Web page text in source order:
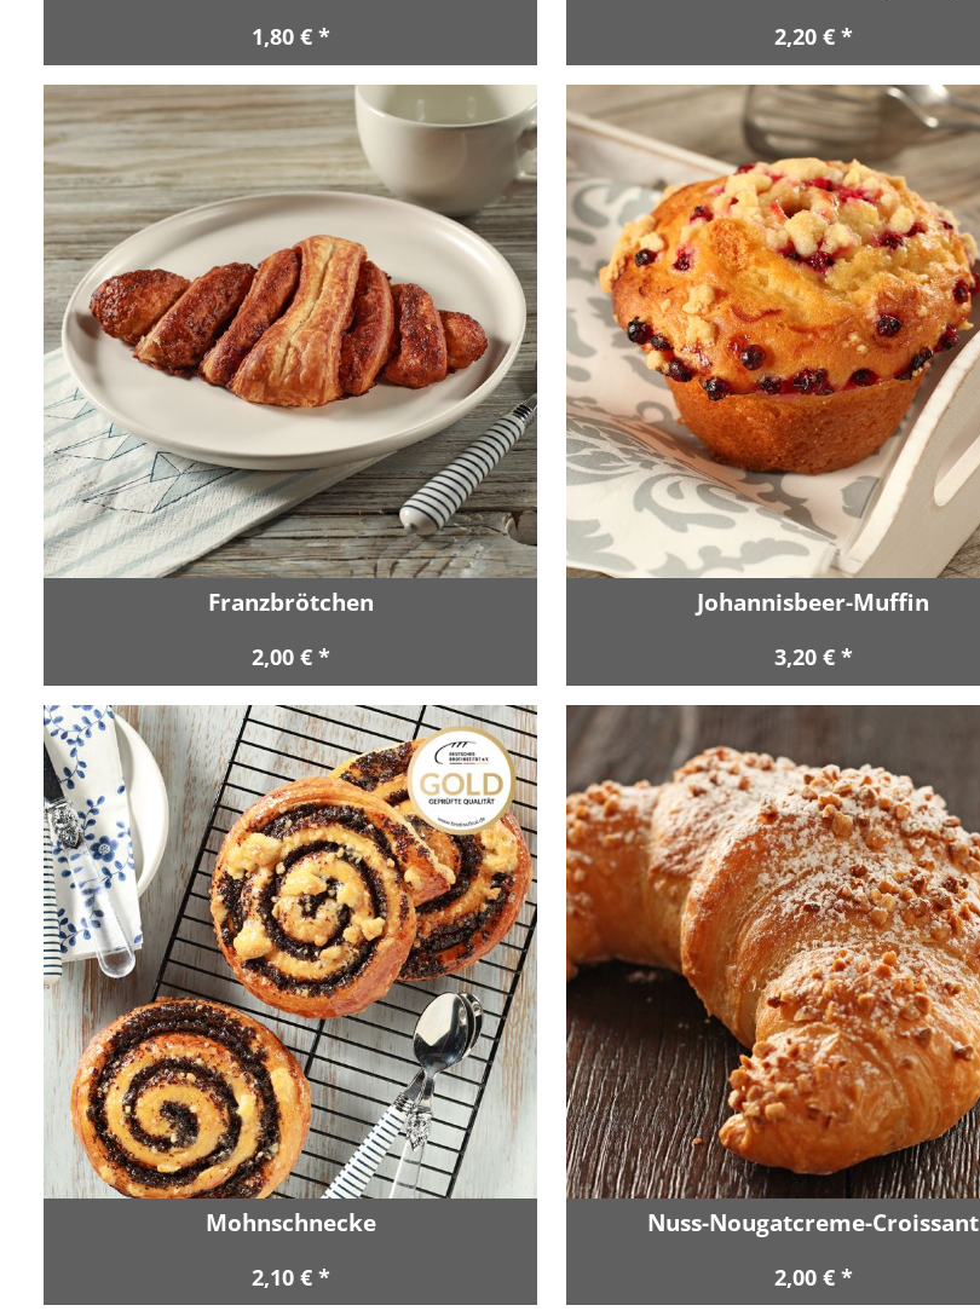
1,80 € * 2,20 € *
Franzbrötchen
2,00 € *
Johannisbeer-Muffin
3,20 € *
Mohnschnecke
2,10 € *
Nuss-Nougatcreme-Croissant
2,00 € *